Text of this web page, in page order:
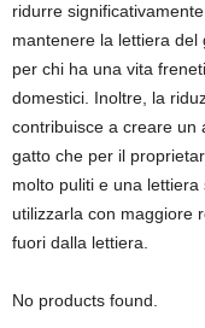
ridurre
mantenere la lettiera
per chi ha una vita
domestici. Inoltre, la
contribuisce a creare un
gatto che per il
molto puliti e una
utilizzarla con maggiore
fuori dalla lettiera.
No products found.